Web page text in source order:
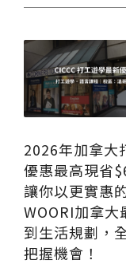
2026年加拿大
優惠最高現省
讓你以更實惠
WOORI加拿
到生活規劃，
把握機會！